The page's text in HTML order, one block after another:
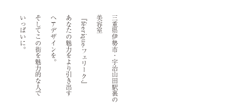
三重県伊勢市・宇治山田駅裏の
美容室
『féerique-フェリーク-』
あなたの魅力をより引き出す
ヘアデザインを。
そしてこの街を魅力的な人で
いっぱいに。